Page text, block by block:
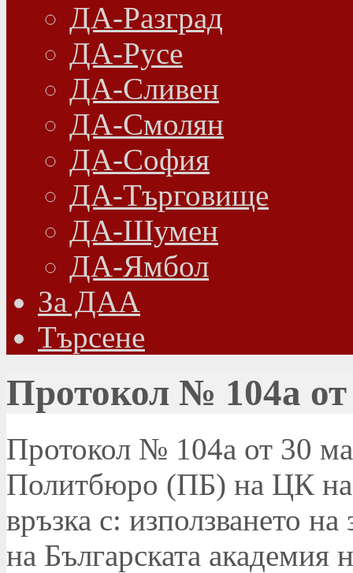
ДА-Разград
ДА-Русе
ДА-Сливен
ДА-Смолян
ДА-София
ДА-Търговище
ДА-Шумен
ДА-Ямбол
Зa ДАА
Търсене
Протокол № 104а от
Протокол № 104а от 30
Политбюро (ПБ) на ЦК на
връзка с: използването
на Българската академия